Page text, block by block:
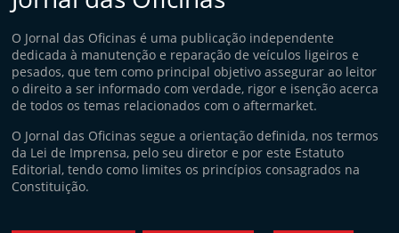
O Jornal das Oficinas é uma publicação independente
dedicada à manutenção e reparação de veículos ligeiros e
pesados, que tem como principal objetivo assegurar ao leitor
o direito a ser informado com verdade, rigor e isenção acerca
de todos os temas relacionados com o aftermarket.
O Jornal das Oficinas segue a orientação definida, nos termos
da Lei de Imprensa, pelo seu diretor e por este Estatuto
Editorial, tendo como limites os princípios consagrados na
Constituição.